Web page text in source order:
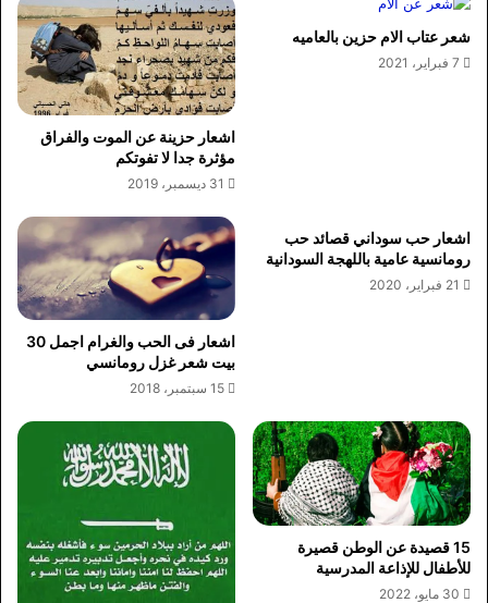
شعر عتاب الام حزين بالعاميه
7 فبراير، 2021
اشعار حزينة عن الموت والفراق
مؤثرة جدا لا تفوتكم
31 ديسمبر، 2019
اشعار حب سوداني قصائد حب
رومانسية عامية باللهجة السودانية
21 فبراير، 2020
اشعار فى الحب والغرام اجمل 30
بيت شعر غزل رومانسي
15 سبتمبر، 2018
15 قصيدة عن الوطن قصيرة
للأطفال للإذاعة المدرسية
30 مايو، 2022